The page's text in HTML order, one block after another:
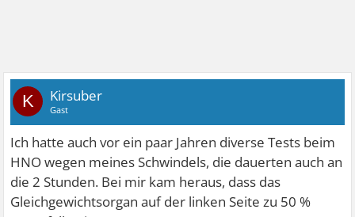
K Kirsuber
Gast
Ich hatte auch vor ein paar Jahren diverse Tests beim
HNO wegen meines Schwindels, die dauerten auch an
die 2 Stunden. Bei mir kam heraus, dass das
Gleichgewichtsorgan auf der linken Seite zu 50 %